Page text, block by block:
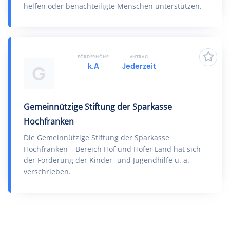
helfen oder benachteiligte Menschen unterstützen.
G
Gemeinnützige Stiftung der Sparkasse
Hochfranken
Die Gemeinnützige Stiftung der Sparkasse
Hochfranken – Bereich Hof und Hofer Land hat sich
der Förderung der Kinder- und Jugendhilfe u. a.
verschrieben.
FÖRDERHÖHE
k.A
ANTRAG
Jederzeit